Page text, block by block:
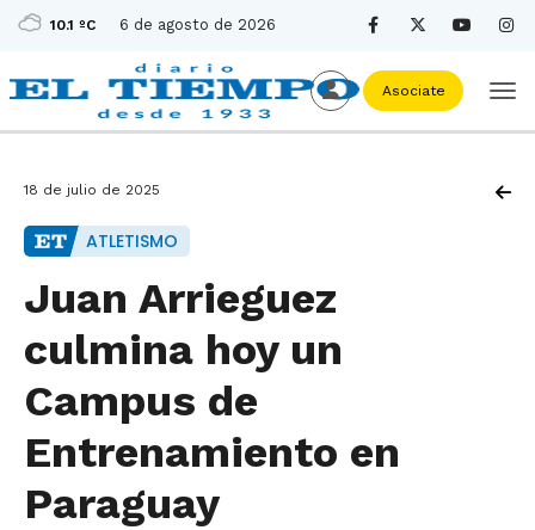
10.1 ºC 6 de agosto de 2026
Asociate
18 de julio de 2025
ATLETISMO
Juan Arrieguez
culmina hoy un
Campus de
Entrenamiento en
Paraguay